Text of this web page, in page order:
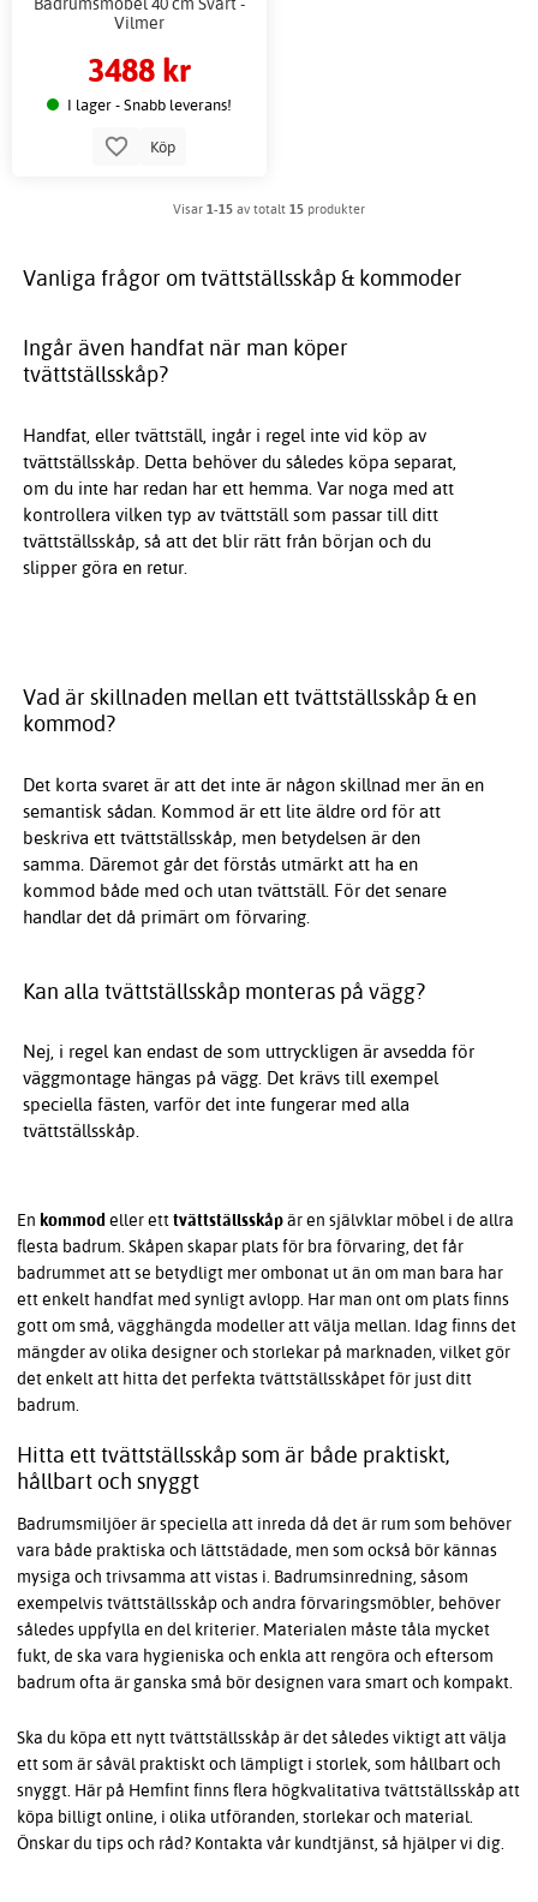
Vilmer
3488 kr
I lager - Snabb leverans!
Köp
Visar 1-15 av totalt 15 produkter
Vanliga frågor om tvättställsskåp & kommoder
Ingår även handfat när man köper
tvättställsskåp?
Handfat, eller tvättställ, ingår i regel inte vid köp av
tvättställsskåp. Detta behöver du således köpa separat,
om du inte har redan har ett hemma. Var noga med att
kontrollera vilken typ av tvättställ som passar till ditt
tvättställsskåp, så att det blir rätt från början och du
slipper göra en retur.
Vad är skillnaden mellan ett tvättställsskåp & en
kommod?
Det korta svaret är att det inte är någon skillnad mer än en
semantisk sådan. Kommod är ett lite äldre ord för att
beskriva ett tvättställsskåp, men betydelsen är den
samma. Däremot går det förstås utmärkt att ha en
kommod både med och utan tvättställ. För det senare
handlar det då primärt om förvaring.
Kan alla tvättställsskåp monteras på vägg?
Nej, i regel kan endast de som uttryckligen är avsedda för
väggmontage hängas på vägg. Det krävs till exempel
speciella fästen, varför det inte fungerar med alla
tvättställsskåp.
En kommodeller etttvättställsskåpär en självklar möbel i de allra
flesta badrum. Skåpen skapar plats för bra förvaring, det får
badrummet att se betydligt mer ombonat ut än om man bara har
ett enkelt handfat med synligt avlopp. Har man ont om plats finns
gott om små, vägghängda modeller att välja mellan. Idag finns det
mängder av olika designer och storlekar på marknaden, vilket gör
det enkelt att hitta det perfekta tvättställsskåpet för just ditt
badrum.
Hitta ett tvättställsskåp som är både praktiskt,
hållbart och snyggt
Badrumsmiljöer är speciella att inreda då det är rum som behöver
vara både praktiska och lättstädade, men som också bör kännas
mysiga och trivsamma att vistas i. Badrumsinredning, såsom
exempelvis tvättställsskåp och andra förvaringsmöbler, behöver
således uppfylla en del kriterier. Materialen måste tåla mycket
fukt, de ska vara hygieniska och enkla att rengöra och eftersom
badrum ofta är ganska små bör designen vara smart och kompakt.
Ska du köpa ett nytt tvättställsskåp är det således viktigt att välja
ett som är såväl praktiskt och lämpligt i storlek, som hållbart och
snyggt. Här på Hemfint finns flera högkvalitativa tvättställsskåp att
köpa billigt online, i olika utföranden, storlekar och material.
Önskar du tips och råd? Kontakta vår kundtjänst, så hjälper vi dig.